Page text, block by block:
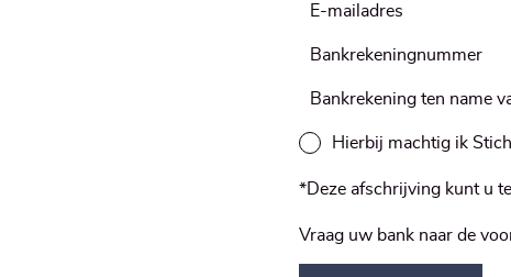
Hierbij machtig ik
*Deze afschrijving kunt u
Vraag uw bank naar de